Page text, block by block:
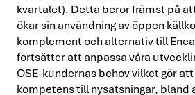
kvartalet). Detta beror främst på
ökar sin användning av öppen
komplement och alternativ till
fortsätter att anpassa våra
OSE-kundernas behov vilket gör
kompetens till nysatsningar, bland